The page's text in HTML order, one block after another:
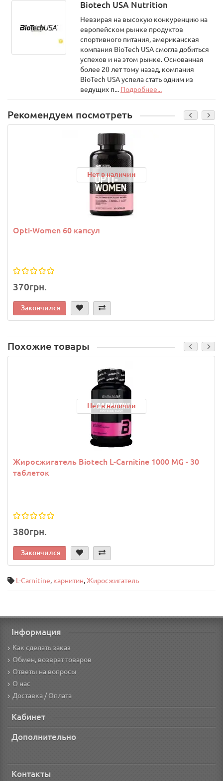
o
o
r
r
g
(
2
Biotech USA Nutrition
Невзирая на высокую конкуренцию на
европейском рынке продуктов
спортивного питания, американская
компания BioTech USA смогла добиться
успехов и на этом рынке. Основанная
более 20 лет тому назад, компания
BioTech USA успела стать одним из
ведущих п... Подробнее...
Рекомендуем посмотреть
Нет в наличии
Opti-Women 60 капсул
370грн.
Закончился
Похожие товары
Нет в наличии
Жиросжигатель Biotech L-Carnitine 1000 MG - 30
таблеток
380грн.
Закончился
L-Carnitine, карнитин, Жиросжигатель
Інформация
Как сделать заказ
Обмен, возврат товаров
Ответы на вопросы
О нас
Доставка / Оплата
Кабинет
Дополнительно
Контакты